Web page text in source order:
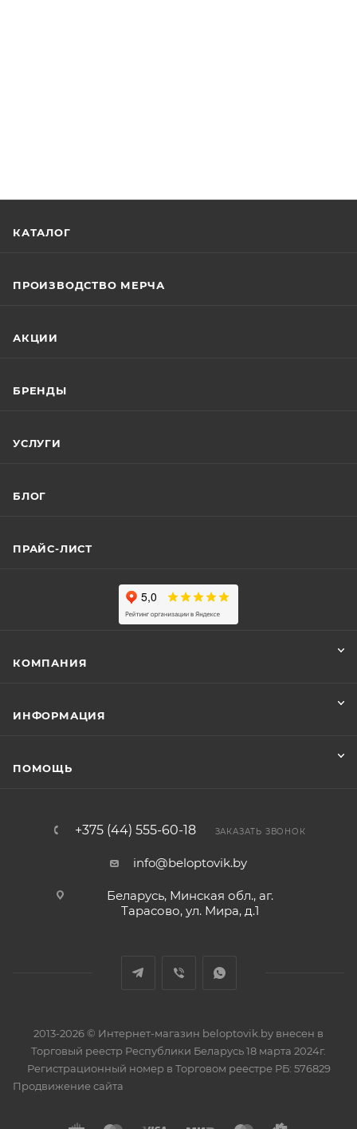
КАТАЛОГ
ПРОИЗВОДСТВО МЕРЧА
АКЦИИ
БРЕНДЫ
УСЛУГИ
БЛОГ
ПРАЙС-ЛИСТ
КОМПАНИЯ
ИНФОРМАЦИЯ
ПОМОЩЬ
+375 (44) 555-60-18 ЗАКАЗАТЬ ЗВОНОК
info@beloptovik.by
Беларусь, Минская обл., аг.
Тарасово, ул. Мира, д.1
2013-2026 © Интернет-магазин beloptovik.by внесен в
Торговый реестр Республики Беларусь 18 марта 2024г.
Регистрационный номер в Торговом реестре РБ: 576829
Продвижение сайта